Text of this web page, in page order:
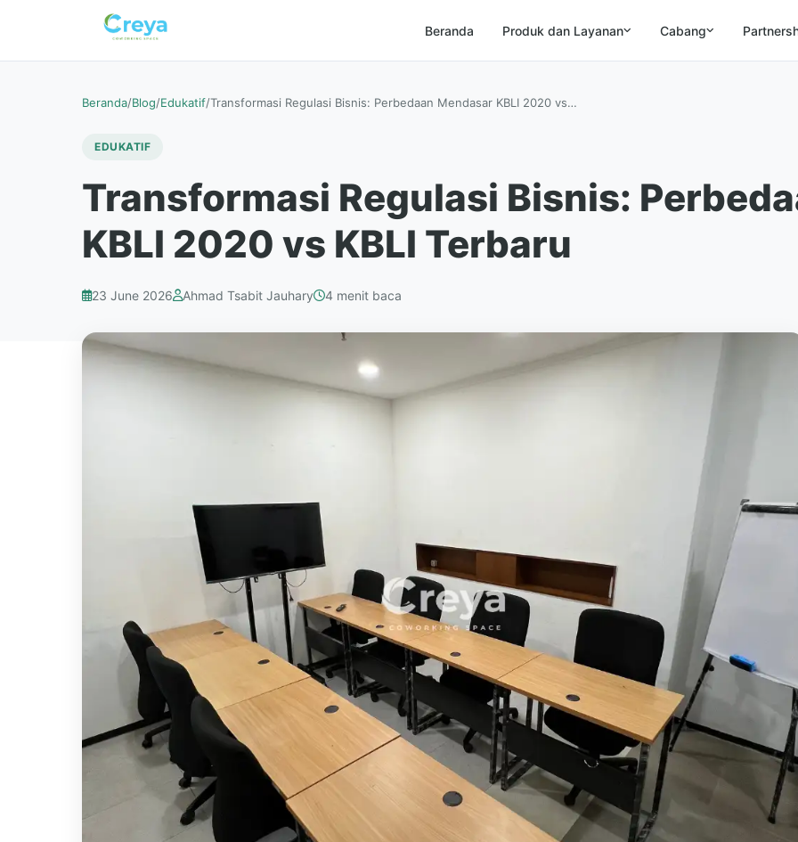
Beranda Produk dan Layanan Cabang
Beranda/Blog/Edukatif/Transformasi Regulasi Bisnis: Perbedaan Mendasar KBLI 2020 vs…
EDUKATIF
Transformasi Regulasi Bisnis:
KBLI 2020 vs KBLI Terbaru
23 June 2026 Ahmad Tsabit Jauhary 4 menit baca